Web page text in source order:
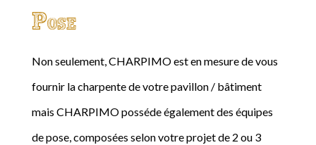
Pose
Non seulement, CHARPIMO est en mesure de vous
fournir la charpente de votre pavillon / bâtiment
mais CHARPIMO posséde également des équipes
de pose, composées selon votre projet de 2 ou 3